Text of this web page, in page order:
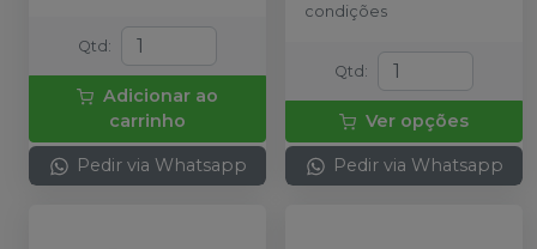
Qtd :
Adicionar ao
carrinho
Pedir via Whatsapp
condições
Qtd :
Ver opções
Pedir via Whatsapp